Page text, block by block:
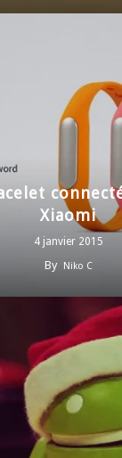
Xiaomi
4 janvier 2015
By Niko C